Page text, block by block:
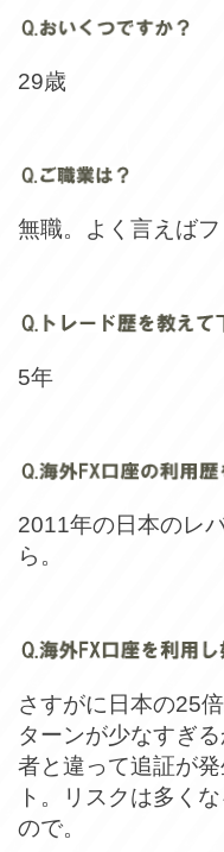
29歳
無職。よく言えば
5年
2011年の日本のレ
ら。
さすがに日本の25
ターンが少なすぎ
者と違って追証が
ト。リスクは多く
ので。